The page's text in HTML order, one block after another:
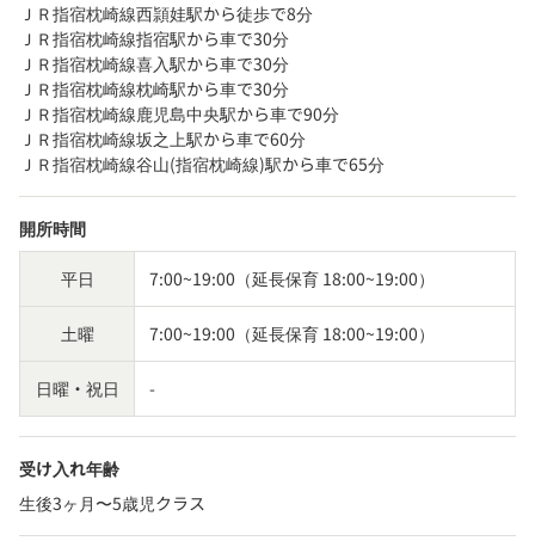
ＪＲ指宿枕崎線西頴娃駅から徒歩で8分
ＪＲ指宿枕崎線指宿駅から車で30分
ＪＲ指宿枕崎線喜入駅から車で30分
ＪＲ指宿枕崎線枕崎駅から車で30分
ＪＲ指宿枕崎線鹿児島中央駅から車で90分
ＪＲ指宿枕崎線坂之上駅から車で60分
ＪＲ指宿枕崎線谷山(指宿枕崎線)駅から車で65分
開所時間
平日 7:00~19:00（延長保育 18:00~19:00）
土曜 7:00~19:00（延長保育 18:00~19:00）
日曜・祝日 -
受け入れ年齢
生後3ヶ月〜5歳児クラス